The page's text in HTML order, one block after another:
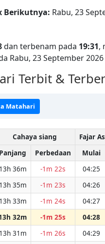
Berikutnya: Rabu, 23
dan terbenam pada 19:31,
Rabu, 23 September
Terbit &
Matahari
Cahaya siang Fajar
Panjang Perbedaan Mulai
13h 36m -1m 22s 04:25
13h 35m -1m 23s 04:26
13h 33m -1m 24s 04:27
32m -1m 25s 04:28
13h 31m -1m 26s 04:29